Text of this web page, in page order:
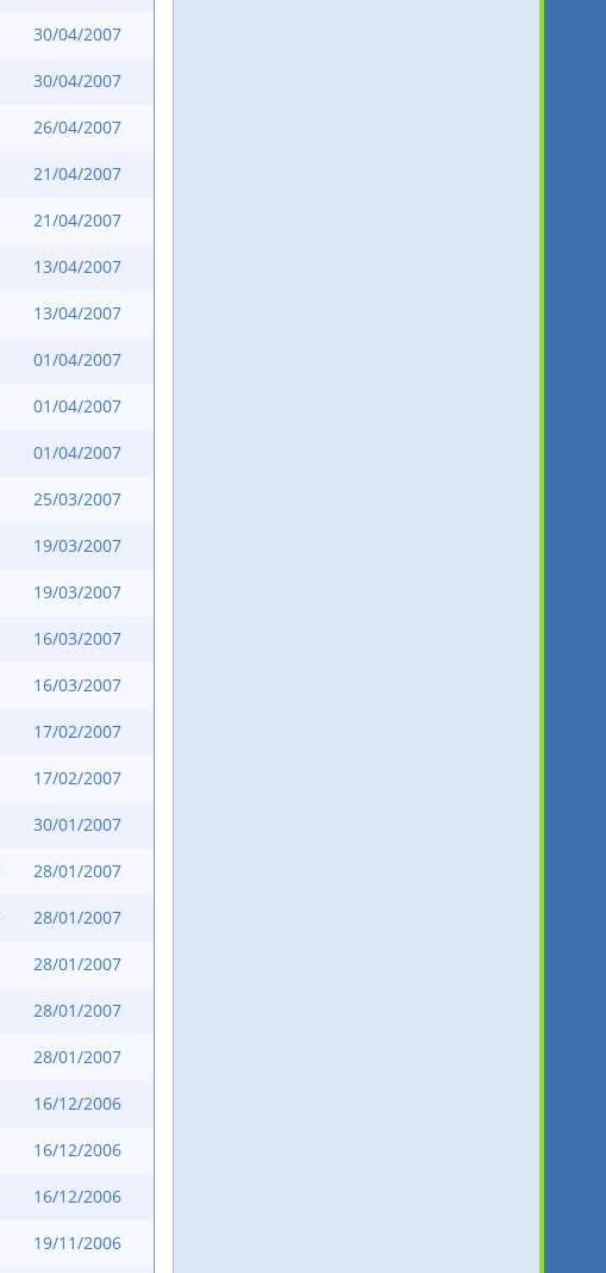
30/04/2007
30/04/2007
26/04/2007
21/04/2007
21/04/2007
13/04/2007
13/04/2007
01/04/2007
01/04/2007
01/04/2007
25/03/2007
19/03/2007
19/03/2007
16/03/2007
16/03/2007
17/02/2007
17/02/2007
30/01/2007
28/01/2007
28/01/2007
28/01/2007
28/01/2007
28/01/2007
16/12/2006
16/12/2006
16/12/2006
19/11/2006